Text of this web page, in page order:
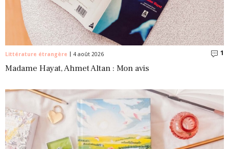
Littérature étrangère 4 août 2026 1
Madame Hayat, Ahmet Altan : Mon avis